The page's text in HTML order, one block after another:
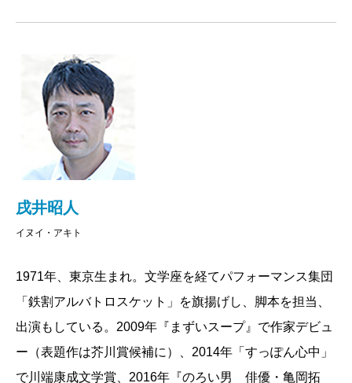
戌井昭人
イヌイ・アキト
1971年、東京生まれ。文学座を経てパフォーマンス集団
「鉄割アルバトロスケット」を旗揚げし、脚本を担当、
出演もしている。2009年『まずいスープ』で作家デビュ
ー（表題作は芥川賞候補に）、2014年「すっぽん心中」
で川端康成文学賞、2016年『のろい男 俳優・亀岡拓